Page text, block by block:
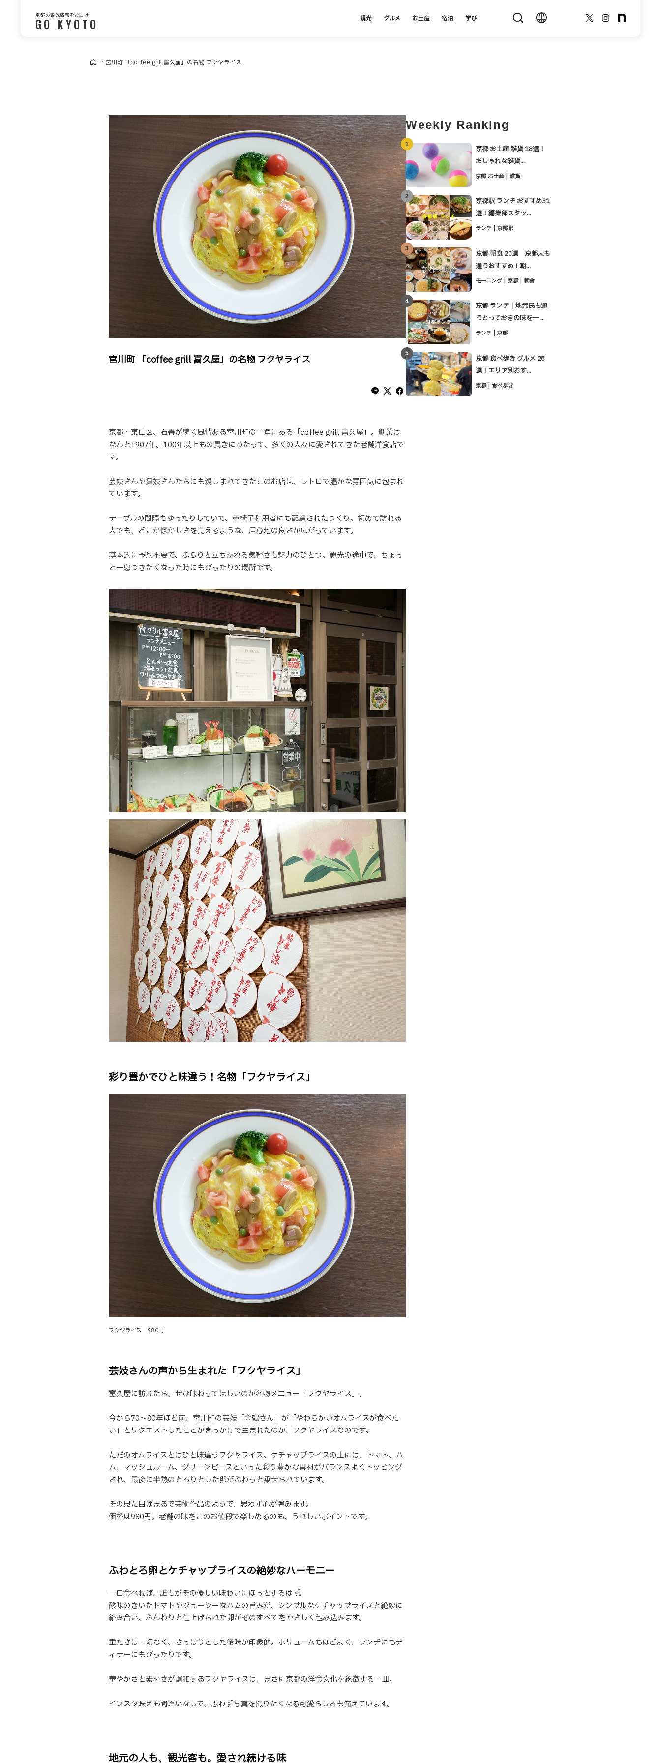
京都の観光情報をお届け
GO KYOTO 観光 グルメ お土産 宿泊 学び
・ 宮川町 「coffee grill 富久屋」の名物 フクヤライス
宮川町 「coffee grill 富久屋」の名物 フクヤライス
京都・東山区、石畳が続く風情ある宮川町の一角にある「coffee grill 富久屋」。創業は
なんと1907年。100年以上もの長きにわたって、多くの人々に愛されてきた老舗洋食店で
す。
芸妓さんや舞妓さんたちにも親しまれてきたこのお店は、レトロで温かな雰囲気に包まれ
ています。
テーブルの間隔もゆったりしていて、車椅子利用者にも配慮されたつくり。初めて訪れる
人でも、どこか懐かしさを覚えるような、居心地の良さが広がっています。
基本的に予約不要で、ふらりと立ち寄れる気軽さも魅力のひとつ。観光の途中で、ちょっ
と一息つきたくなった時にもぴったりの場所です。
彩り豊かでひと味違う！名物「フクヤライス」
フクヤライス 980円
芸妓さんの声から生まれた「フクヤライス」
富久屋に訪れたら、ぜひ味わってほしいのが名物メニュー「フクヤライス」。
今から70〜80年ほど前、宮川町の芸妓「金鶴さん」が「やわらかいオムライスが食べた
い」とリクエストしたことがきっかけで生まれたのが、フクヤライスなのです。
ただのオムライスとはひと味違うフクヤライス。ケチャップライスの上には、トマト、ハ
ム、マッシュルーム、グリーンピースといった彩り豊かな具材がバランスよくトッピング
され、最後に半熟のとろりとした卵がふわっと乗せられています。
その見た目はまるで芸術作品のようで、思わず心が弾みます。
価格は980円。老舗の味をこのお値段で楽しめるのも、うれしいポイントです。
ふわとろ卵とケチャップライスの絶妙なハーモニー
一口食べれば、誰もがその優しい味わいにほっとするはず。
酸味のきいたトマトやジューシーなハムの旨みが、シンプルなケチャップライスと絶妙に
絡み合い、ふんわりと仕上げられた卵がそのすべてをやさしく包み込みます。
重たさは一切なく、さっぱりとした後味が印象的。ボリュームもほどよく、ランチにもデ
ィナーにもぴったりです。
華やかさと素朴さが調和するフクヤライスは、まさに京都の洋食文化を象徴する一皿。
インスタ映えも間違いなしで、思わず写真を撮りたくなる可愛らしさも備えています。
地元の人も、観光客も。愛され続ける味
Weekly Ranking
1
京都 お土産 雑貨 18選！
おしゃれな雑貨...
京都 お土産 | 雑貨
2
京都駅 ランチ おすすめ31
選！編集部スタッ...
ランチ | 京都駅
3
京都 朝食 23選 京都人も
通うおすすめ！朝...
モーニング | 京都 | 朝食
4
京都 ランチ｜地元民も通
うとっておきの味を一...
ランチ | 京都
5
京都 食べ歩き グルメ 28
選！エリア別おす...
京都 | 食べ歩き